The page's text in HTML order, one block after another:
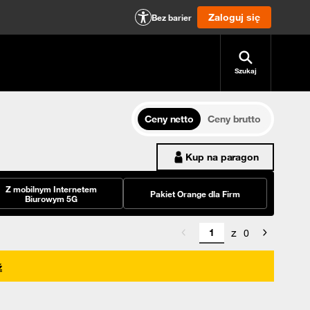
Bez barier Zaloguj się
Szukaj
Ceny netto
Ceny brutto
Kup na paragon
Z mobilnym Internetem
Biurowym 5G
Pakiet Orange dla Firm
z 0